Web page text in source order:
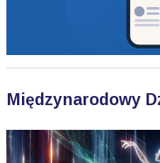
Międzynarodowy